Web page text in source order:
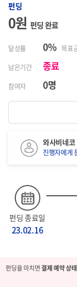
펀딩
0원 펀딩 완료
달성률 0% 목표
남은기간
종료
참여자 0명
펀딩 종료일
23.02.16
와사비네코
진행자에게
펀딩을 마치면결제 예약 상태